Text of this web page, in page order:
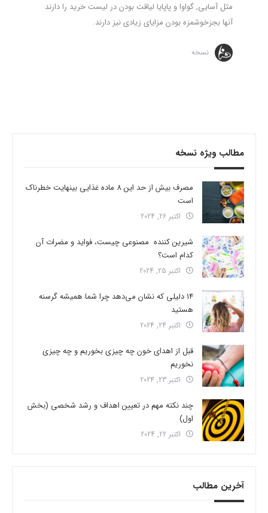
مثل آسایی, گواوا و پاپایا لیاقت بودن در لیست خرید را دارند
آنها بجزخوشمزه بودن مزایای زیادی نیز دارند.
نسخه
مطالب ویژه نسخه
مصرف بیش از حد این 8 ماده غذایی بینهایت خطرناک
است
اکتبر 26, 2024
شیرین کننده مصنوعی چیست، فواید و مضرات آن
کدام است؟
اکتبر 25, 2024
14 دلیلی که نشان می‌دهد چرا شما همیشه گرسنه
هستید
اکتبر 24, 2024
قبل از اهدای خون چه چیزی بخوریم و چه چیزی
نخوریم
اکتبر 23, 2024
چند نکته مهم در تعیین اهداف و رشد شخصی (بخش
اول)
اکتبر 22, 2024
آخرین مطالب